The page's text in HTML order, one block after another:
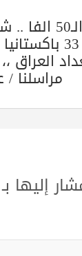
البدء بجمع
تقبض على 33
العراق
مراسلنا
إليها بـ